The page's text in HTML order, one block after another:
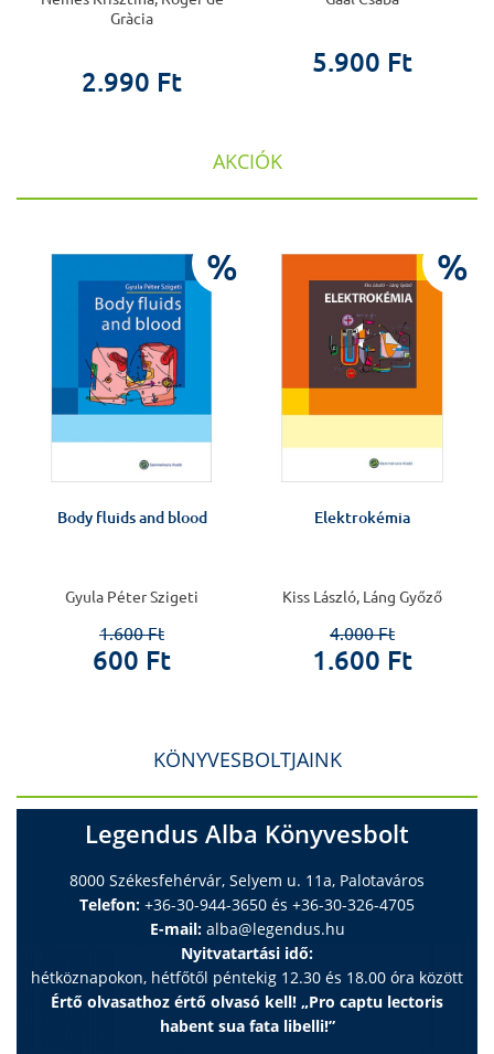
Gràcia
2.990 Ft
5.900 Ft
AKCIÓK
%
Body fluids and blood
Gyula Péter Szigeti
1.600 Ft
600 Ft
%
Elektrokémia
Kiss László, Láng Győző
4.000 Ft
1.600 Ft
KÖNYVESBOLTJAINK
Legendus Alba Könyvesbolt
8000 Székesfehérvár, Selyem u. 11a, Palotaváros
Telefon: +36-30-944-3650 és +36-30-326-4705
E-mail: alba@legendus.hu
Nyitvatartási idő:
hétköznapokon, hétfőtől péntekig 12.30 és 18.00 óra között
Értő olvasathoz értő olvasó kell! „Pro captu lectoris
habent sua fata libelli!”